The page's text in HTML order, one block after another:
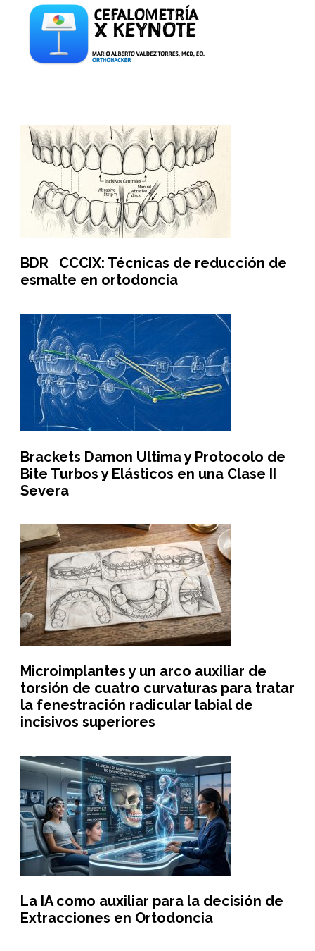
BDR CCCIX: Técnicas de reducción de
esmalte en ortodoncia
Brackets Damon Ultima y Protocolo de
Bite Turbos y Elásticos en una Clase II
Severa
Microimplantes y un arco auxiliar de
torsión de cuatro curvaturas para tratar
la fenestración radicular labial de
incisivos superiores
La IA como auxiliar para la decisión de
Extracciones en Ortodoncia